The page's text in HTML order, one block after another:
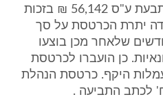
הנהלת החשבונות אצל הנתבעת ע"ס 56,142 ₪ בזכות
עמדה יתרת הכרטסת על סך
חודשים שלאחר מכן בוצעו
כן הועברו לכרטסת
עמלות היקף. כרטסת הנהלת
לכתב התביעה .